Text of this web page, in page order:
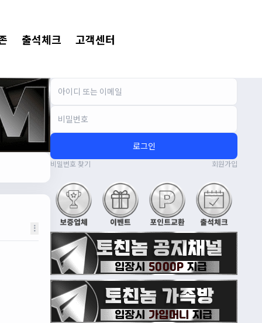
출석체크 고객센터
로그인
비밀번호 찾기 회원가입